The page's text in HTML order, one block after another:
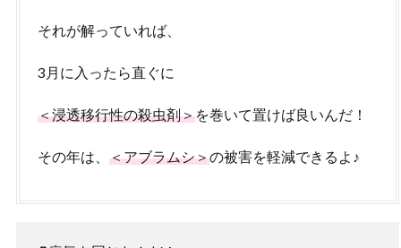
それが解っていれば、
3月に入ったら直ぐに
＜浸透移行性の殺虫剤＞を巻いて置けば良いんだ！
その年は、 ＜アブラムシ＞の被害を軽減できるよ♪